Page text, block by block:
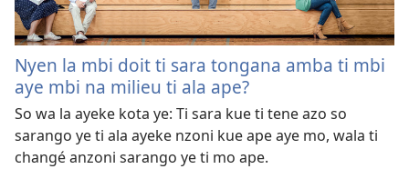
Nyen la mbi doit ti sara tongana amba ti mbi
aye mbi na milieu ti ala ape?
So wa la ayeke kota ye: Ti sara kue ti tene azo so
sarango ye ti ala ayeke nzoni kue ape aye mo, wala ti
changé anzoni sarango ye ti mo ape.